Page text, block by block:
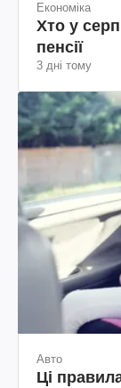
Економіка
Хто у
пенсії
3 дні тому
Авто
Ці